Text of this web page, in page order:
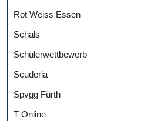
Rot Weiss Essen
Schals
Schülerwettbewerb
Scuderia
Spvgg Fürth
T Online